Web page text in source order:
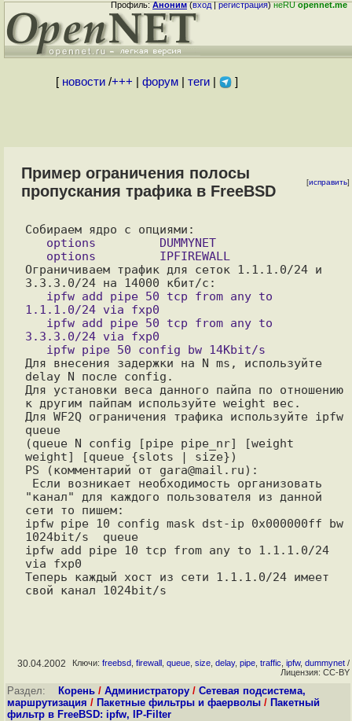
Профиль:Аноним(вход|регистрация)неRUopennet.me
[ новости/+++ форум| теги| ]
Пример ограничения полосы
пропускания трафика в FreeBSD
[исправить]
Ограничиваем трафик для сеток 1.1.1.0/24 и
1.1.1.0/24 via fxp0
3.3.3.0/24 via fxp0
Для внесения задержки на N ms, используйте
delay N после config.
Для установки веса данного пайпа по отношению
к другим пайпам используйте weight вес.
Для WF2Q ограничения трафика используйте ipfw
queue
(queue N config [pipe pipe_nr] [weight
weight] [queue {slots | size})
PS (комментарий от gara@mail.ru):
"канал" для каждого пользователя из данной
сети то пишем:
ipfw pipe 10 config mask dst-ip 0x000000ff bw
1024bit/s  queue
ipfw add pipe 10 tcp from any to 1.1.1.0/24
via fxp0
Теперь каждый хост из сети 1.1.1.0/24 имеет
30.04.2002 Ключи: freebsd firewall queue size delay, pipe traffic ipfw, dummynet /
Лицензия: CC-BY
Раздел: Корень / Администратору / Сетевая подсистема,
маршрутизация / Пакетные фильтры и фаерволы / Пакетный
фильтр в FreeBSD: ipfw, IP-Filter